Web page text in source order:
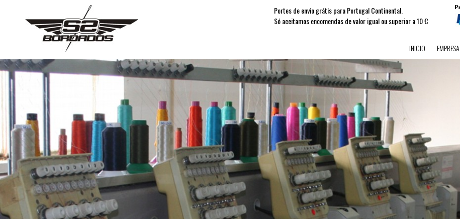
Portes de envio grátis para Portugal Continental.
Só aceitamos encomendas de valor igual ou superior a 10 €
INICIO EMPRESA